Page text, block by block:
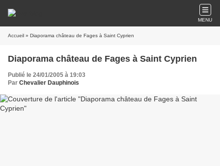
MENU
Accueil » Diaporama château de Fages à Saint Cyprien
Diaporama château de Fages à Saint Cyprien
Publié le 24/01/2005 à 19:03
Par Chevalier Dauphinois